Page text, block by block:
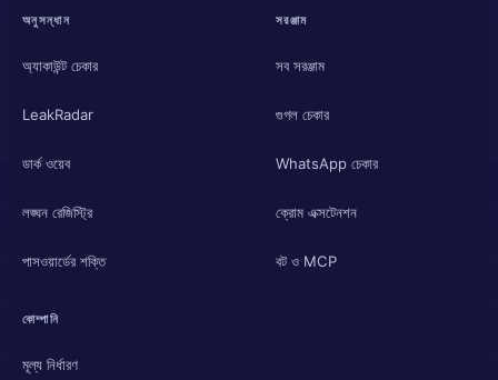
অনুসন্ধান
অ্যাকাউন্ট চেকার
LeakRadar
ডার্ক ওয়েব
লঙ্ঘন রেজিস্ট্রি
পাসওয়ার্ডের শক্তি
সরঞ্জাম
সব সরঞ্জাম
গুগল চেকার
WhatsApp চেকার
ক্রোম এক্সটেনশন
বট ও MCP
কোম্পানি
মূল্য নির্ধারণ